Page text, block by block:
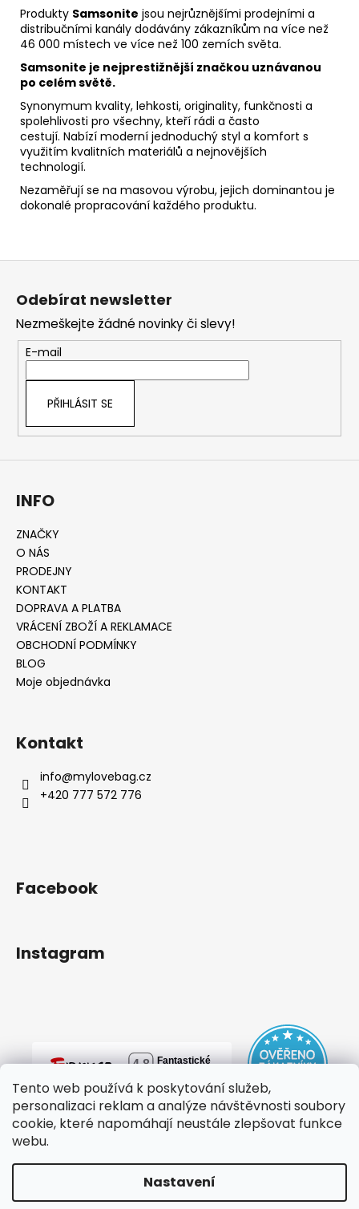
Tento web používá k poskytování služeb,
personalizaci reklam a analýze návštěvnosti soubory
cookie, které napomáhají neustále zlepšovat funkce
webu.
Nastavení
Produkty Samsonite jsou nejrůznějšími prodejními a
distribučními kanály dodávány zákazníkům na více než
46 000 místech ve více než 100 zemích světa.
Samsonite je nejprestižnější značkou uznávanou
po celém světě.
Synonymum kvality, lehkosti, originality, funkčnosti a
spolehlivosti pro všechny, kteří rádi a často
cestují. Nabízí moderní jednoduchý styl a komfort s
využitím kvalitních materiálů a nejnovějších
technologií.
Nezaměřují se na masovou výrobu, jejich dominantou je
dokonalé propracování každého produktu.
Odebírat newsletter
Nezmeškejte žádné novinky či slevy!
E-mail
PŘIHLÁSIT SE
INFO
ZNAČKY
O NÁS
PRODEJNY
KONTAKT
DOPRAVA A PLATBA
VRÁCENÍ ZBOŽÍ A REKLAMACE
OBCHODNÍ PODMÍNKY
BLOG
Moje objednávka
Kontakt
info@mylovebag.cz
+420 777 572 776
Facebook
Instagram